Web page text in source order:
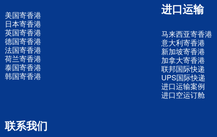
美国寄香港
日本寄香港
英国寄香港
德国寄香港
法国寄香港
荷兰寄香港
泰国寄香港
韩国寄香港
进口运输
马来西亚寄香港
意大利寄香港
新加坡寄香港
加拿大寄香港
联邦国际快递
UPS国际快递
进口运输案例
进口空运订舱
联系我们